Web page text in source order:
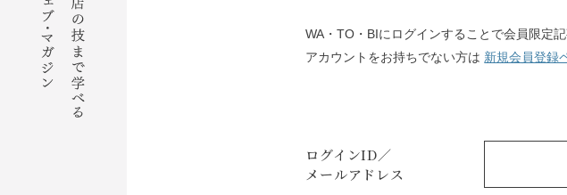
WA・TO・BIにログインすることで会員限定
アカウントをお持ちでない方は 新規会員登録
ログインID／
メールアドレス